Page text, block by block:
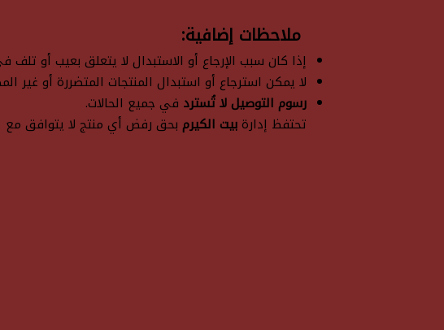
ملاحظات إضافية:
إذا كان سبب الإرجاع أو الاستبدال لا يتعلق بعيب أو تلف
لا يمكن استرجاع أو استبدال المنتجات المتضررة أو غير
رسوم التوصيل لا تُسترد في جميع الحالات.
تحتفظ إدارةبيت الكيرم بحق رفض أي منتج لا يتوافق مع